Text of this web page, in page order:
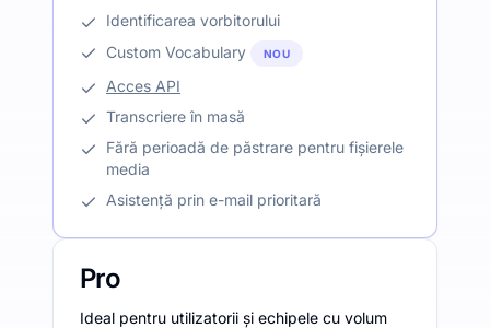
Identificarea vorbitorului
Custom Vocabulary
NOU
Acces API
Transcriere în masă
Fără perioadă de păstrare pentru fișierele
media
Asistență prin e-mail prioritară
Pro
Ideal pentru utilizatorii și echipele cu volum